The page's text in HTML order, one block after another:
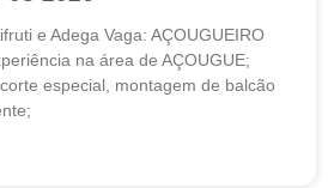
e Adega Vaga: AÇOUGUEIRO
na área de AÇOUGUE;
especial, montagem de balcão